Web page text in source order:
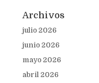
Archivos
julio 2026
junio 2026
mayo 2026
abril 2026